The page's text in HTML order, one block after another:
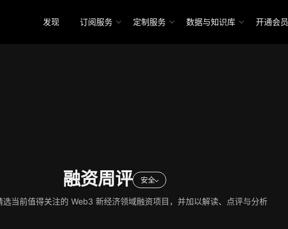
发现 订阅服务 定制服务 数据与知识库 开通会员
融资周评 安全
选当前值得关注的 Web3 新经济领域融资项目，并加以解读、点评与分析